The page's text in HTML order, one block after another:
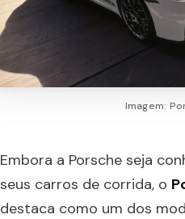
Imagem:
Embora a Porsche seja
seus carros de corrida, o
destaca como um dos